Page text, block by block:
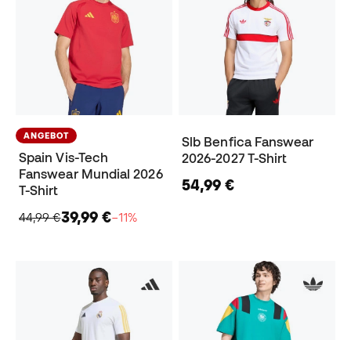
ANGEBOT
Spain Vis-Tech
Fanswear Mundial 2026
T-Shirt
44,99 €39,99 €−11%
Slb Benfica Fanswear
2026-2027 T-Shirt
54,99 €